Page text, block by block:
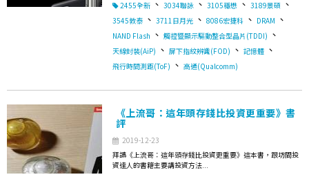
2455全新 、 3034聯詠 、 3105穩懋 、 3189景碩 、
3545敦泰 、 3711日月光 、 8086宏捷科 、 DRAM 、
NAND Flash 、 觸控暨顯示驅動整合型晶片(TDDI) 、
天線封裝(AiP) 、 屏下指紋辨識(FOD) 、 記憶體 、
飛行時間測距(ToF) 、 高通(Qualcomm)
《上流哥：這年頭存錢比投資更重要》書
評
2019-12-23
拜讀《上流哥：這年頭存錢比投資更重要》這本書，跟坊間投
資達人的書籍主要講投資方法...